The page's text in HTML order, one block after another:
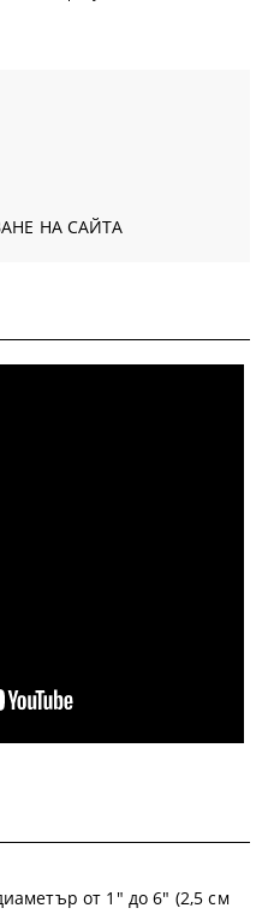
НА САЙТА
от 1" до 6" (2,5 см